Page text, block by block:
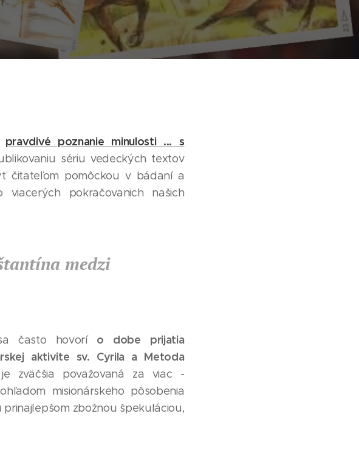
pravdivé poznanie minulosti ... s
sériu vedeckých textov
čitateľom pomôckou v bádaní a
pokračovanich našich
medzi
často hovorí o dobe prijatia
aktivite sv. Cyrila a Metoda
zväčšia považovaná za viac -
misionárskeho pôsobenia
zbožnou špekuláciou,